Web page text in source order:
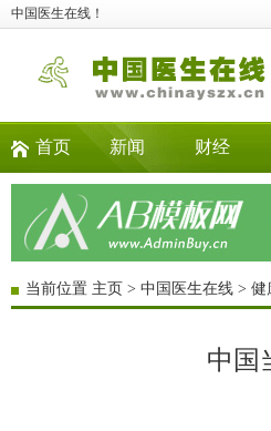
中国医生在线！
首页 新闻 财经
当前位置 主页 > 中国医生在线 > 健
中国